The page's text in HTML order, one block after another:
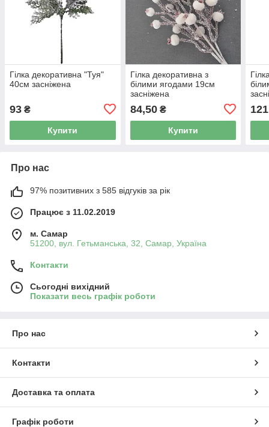
Гілка декоративна "Туя"
40см засніжена
93 ₴
Купити
Гілка декоративна з
білими ягодами 19см
засніжена
84,50₴
Купити
121
Про нас
97% позитивних з 585 відгуків за рік
Працює з 11.02.2019
м. Самар
51200, вул. Гетьманська, 32, Самар, Україна
Контакти
Сьогодні вихідний
Показати весь графік роботи
Про нас
Контакти
Доставка та оплата
Графік роботи